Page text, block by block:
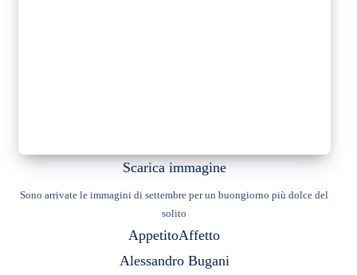
Scarica immagine
Sono arrivate le immagini di settembre per un buongiorno più dolce del
solito
AppetitoAffetto
Alessandro Bugani